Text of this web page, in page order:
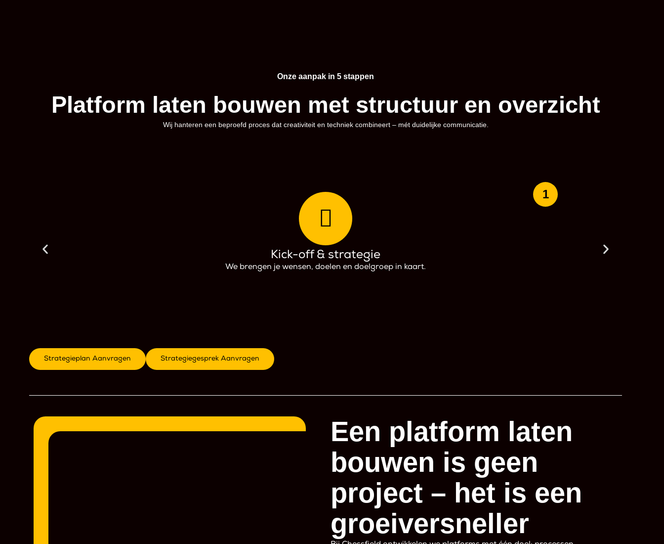
Onze aanpak in 5 stappen
Platform laten bouwen met structuur en overzicht
Wij hanteren een beproefd proces dat creativiteit en techniek combineert – mét duidelijke communicatie.
1
Kick-off & strategie
We brengen je wensen, doelen en doelgroep in kaart.
Strategieplan Aanvragen Strategiegesprek Aanvragen
Een platform laten
bouwen is geen
project – het is een
groeiversneller